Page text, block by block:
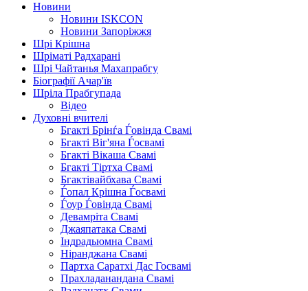
Новини
Новини ISKCON
Новини Запоріжжя
Шрі Крішна
Шріматі Радхарані
Шрі Чайтанья Махапрабгу
Біографії Ачар'їв
Шріла Прабгупада
Відео
Духовні вчителі
Бгакті Брінѓа Ѓовінда Свамі
Бгакті Віг'яна Ѓосвамі
Бгакті Вікаша Свамі
Бгакті Тіртха Свамі
Бгактівайбхава Свамі
Ѓопал Крішна Ѓосвамі
Ѓоур Ѓовінда Свамі
Девамріта Свамі
Джаяпатака Свамі
Індрадьюмна Свамі
Ніранджана Свамі
Партха Саратхі Дас Госвамі
Прахладанандана Свамі